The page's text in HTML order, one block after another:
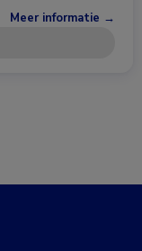
Meer informatie →